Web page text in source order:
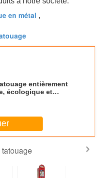
en métal ,
entièrement
écologique et